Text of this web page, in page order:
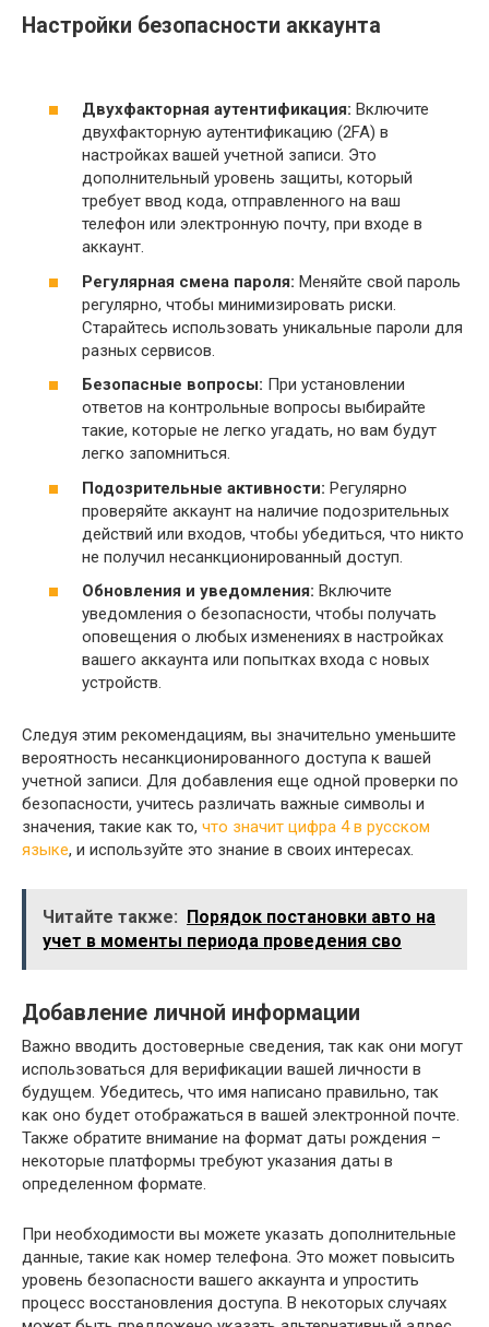
Настройки безопасности аккаунта
Двухфакторная аутентификация: Включите
двухфакторную аутентификацию (2FA) в
настройках вашей учетной записи. Это
дополнительный уровень защиты, который
требует ввод кода, отправленного на ваш
телефон или электронную почту, при входе в
аккаунт.
Регулярная смена пароля: Меняйте свой пароль
регулярно, чтобы минимизировать риски.
Старайтесь использовать уникальные пароли для
разных сервисов.
Безопасные вопросы: При установлении
ответов на контрольные вопросы выбирайте
такие, которые не легко угадать, но вам будут
легко запомниться.
Подозрительные активности: Регулярно
проверяйте аккаунт на наличие подозрительных
действий или входов, чтобы убедиться, что никто
не получил несанкционированный доступ.
Обновления и уведомления: Включите
уведомления о безопасности, чтобы получать
оповещения о любых изменениях в настройках
вашего аккаунта или попытках входа с новых
устройств.
Следуя этим рекомендациям, вы значительно уменьшите
вероятность несанкционированного доступа к вашей
учетной записи. Для добавления еще одной проверки по
безопасности, учитесь различать важные символы и
значения, такие как то, что значит цифра 4 в русском
языке, и используйте это знание в своих интересах.
Читайте также: Порядок постановки авто на
учет в моменты периода проведения сво
Добавление личной информации
Важно вводить достоверные сведения, так как они могут
использоваться для верификации вашей личности в
будущем. Убедитесь, что имя написано правильно, так
как оно будет отображаться в вашей электронной почте.
Также обратите внимание на формат даты рождения –
некоторые платформы требуют указания даты в
определенном формате.
При необходимости вы можете указать дополнительные
данные, такие как номер телефона. Это может повысить
уровень безопасности вашего аккаунта и упростить
процесс восстановления доступа. В некоторых случаях